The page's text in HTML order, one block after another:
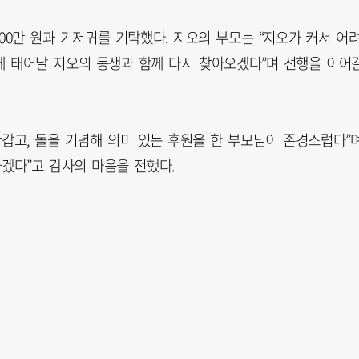
원과 기저귀를 기탁했다. 지오의 부모는 “지오가 커서 어려
어날 지오의 동생과 함께 다시 찾아오겠다”며 선행을 이어
고, 돌을 기념해 의미 있는 후원을 한 부모님이 존경스럽다”
다”고 감사의 마음을 전했다.